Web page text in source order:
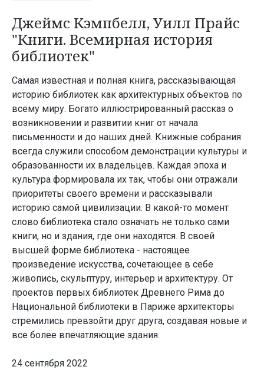
Джеймс Кэмпбелл, Уилл Прайс
"Книги. Всемирная история
библиотек"
Самая известная и полная книга, рассказывающая
историю библиотек как архитектурных объектов по
всему миру. Богато иллюстрированный рассказ о
возникновении и развитии книг от начала
письменности и до наших дней. Книжные собрания
всегда служили способом демонстрации культуры и
образованности их владельцев. Каждая эпоха и
культура формировала их так, чтобы они отражали
приоритеты своего времени и рассказывали
историю самой цивилизации. В какой-то момент
слово библиотека стало означать не только сами
книги, но и здания, где они находятся. В своей
высшей форме библиотека - настоящее
произведение искусства, сочетающее в себе
живопись, скульптуру, интерьер и архитектуру. От
проектов первых библиотек Древнего Рима до
Национальной библиотеки в Париже архитекторы
стремились превзойти друг друга, создавая новые и
все более впечатляющие здания.
24 сентября 2022